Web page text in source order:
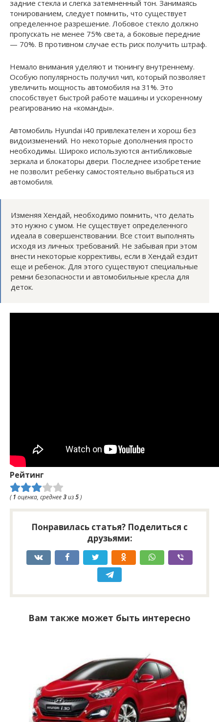
задние стекла и слегка затемненный тон. Занимаясь
тонированием, следует помнить, что существует
определенное разрешение. Лобовое стекло должно
пропускать не менее 75% света, а боковые передние
— 70%. В противном случае есть риск получить штраф.
Немало внимания уделяют и тюнингу внутреннему.
Особую популярность получил чип, который позволяет
увеличить мощность автомобиля на 31%. Это
способствует быстрой работе машины и ускоренному
реагированию на «команды».
Автомобиль Hyundai i40 привлекателен и хорош без
видоизменений. Но некоторые дополнения просто
необходимы. Широко используются антибликовые
зеркала и блокаторы двери. Последнее изобретение
не позволит ребенку самостоятельно выбраться из
автомобиля.
Изменяя Хендай, необходимо помнить, что делать
это нужно с умом. Не существует определенного
идеала в совершенствовании. Все стоит выполнять
исходя из личных требований. Не забывая при этом
внести некоторые коррективы, если в Хендай ездит
еще и ребенок. Для этого существуют специальные
ремни безопасности и автомобильные кресла для
деток.
Рейтинг
(1 оценка, среднее3из5)
Понравилась статья? Поделиться с
друзьями:
Вам также может быть интересно